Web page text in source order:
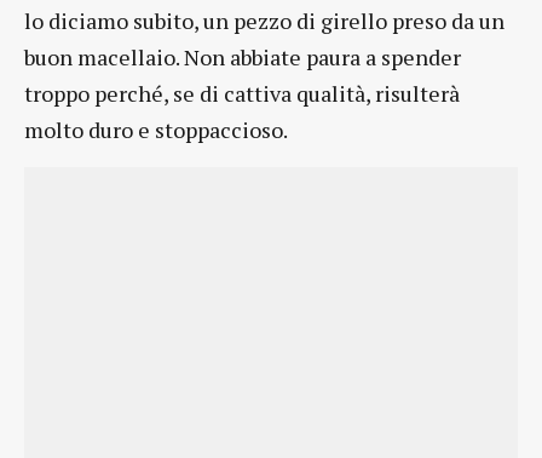
lo diciamo subito, un pezzo di girello preso da un
buon macellaio. Non abbiate paura a spender
troppo perché, se di cattiva qualità, risulterà
molto duro e stoppaccioso.